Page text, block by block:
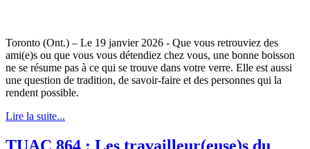
Toronto (Ont.) – Le 19 janvier 2026 - Que vous retrouviez des
ami(e)s ou que vous vous détendiez chez vous, une bonne boisson
ne se résume pas à ce qui se trouve dans votre verre. Elle est aussi
une question de tradition, de savoir-faire et des personnes qui la
rendent possible.
Lire la suite...